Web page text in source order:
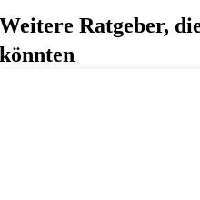
Weitere Ratgeber,
könnten